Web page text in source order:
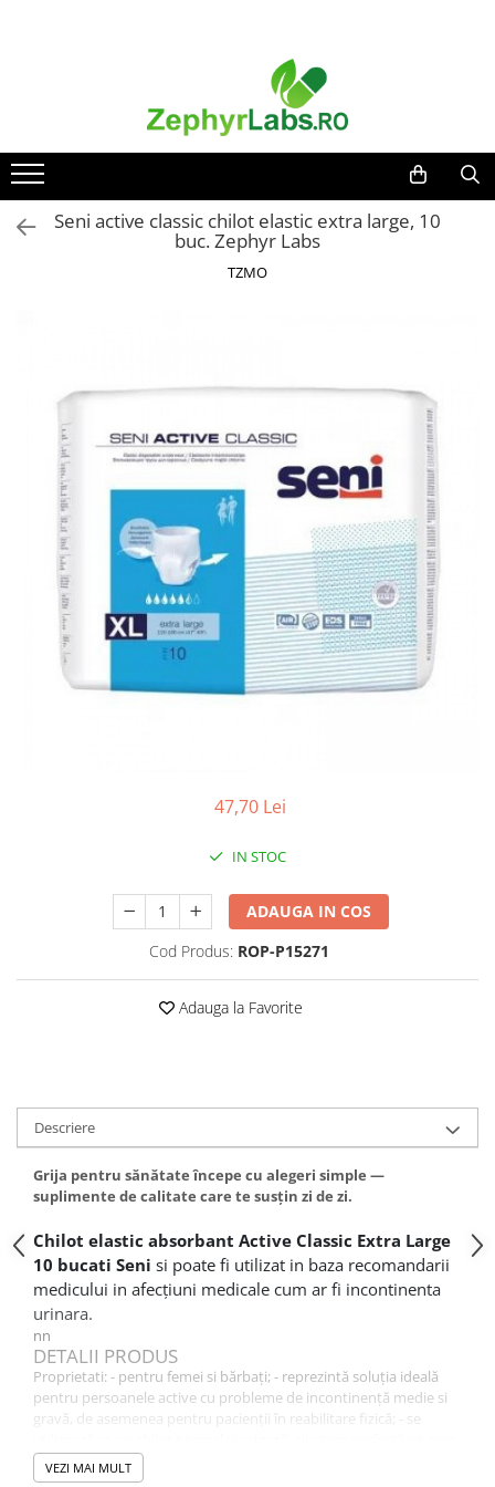
Alimentatie sanatoasa
Alimente
Dieta
Imunitate
Ceaiuri
Altele-Alimentatie sanatoasa
Cosmetice copii
Protectie anti-insecte
Hrana pentru bebelusi
Suplimente alimentare copii
Produse antiparazitare
Sarcina si alaptare
Accesorii
Altele-Mama si copil
Produse pentru ingrijire si
frumusete
Produse anti-insecte
Protectie solara
Altele-Produse pentru ingrijire si
Aparatura medicala
Plasturi
Altele-Produse tehnico-medicale
Sanatatea cuplului
Tonice sexuale
Fertilitate
Teste de sarcina si ovulatie
Altele-Sanatatea cuplului
Suplimente alimentare
Vitamine si minerale
Afectiuni dermatologice
Seni active classic chilot elastic extra large, 10
buc. Zephyr Labs
TZMO
47,70 Lei
IN STOC
ADAUGA IN COS
Cod Produs: ROP-P15271
Adauga la Favorite
Descriere
Grija pentru sănătate începe cu alegeri simple —
suplimente de calitate care te susțin zi de zi.
Chilot elastic absorbant Active Classic Extra Large
10 bucati Seni si poate fi utilizat in baza recomandarii
medicului in afecțiuni medicale cum ar fi incontinenta
urinara.
nn
DETALII PRODUS
Proprietati: - pentru femei si bărbaţi; - reprezintă soluţia ideală
pentru persoanele active cu probleme de incontinenţă medie si
gravă, de asemenea pentru pacienţii în reabilitare fizică; - se
(bandă elastică în jurul taliei, pe toată suprafaţa), îndepărtare
uşoară (prin ruperea cusăturii din lateral), confort deosebit
VEZI MAI MULT